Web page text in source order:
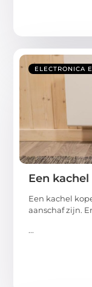
ELECTRONICA
Een
Een kachel
aanschaf zijn.
...